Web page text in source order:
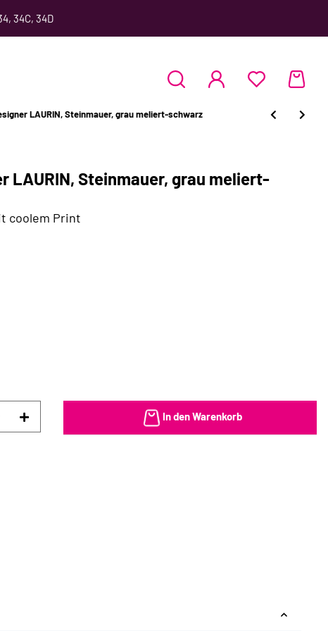
34C, 34D
LAURIN, Steinmauer, grau meliert-schwarz
LAURIN, Steinmauer, grau meliert-
coolem Print
In den Warenkorb